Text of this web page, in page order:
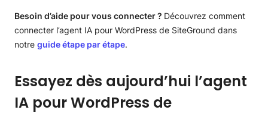
Besoin d’aide pour vous connecter ? Découvrez comment
connecter l’agent IA pour WordPress de SiteGround dans
notre guide étape par étape.
Essayez dès aujourd’hui l’agent
IA pour WordPress de